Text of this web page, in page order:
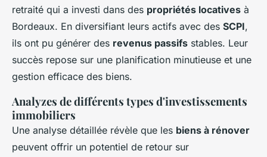
retraité qui a investi dans des propriétés locatives à
Bordeaux. En diversifiant leurs actifs avec des SCPI,
ils ont pu générer des revenus passifs stables. Leur
succès repose sur une planification minutieuse et une
gestion efficace des biens.
Analyzes de différents types d'investissements
immobiliers
Une analyse détaillée révèle que les biens à rénover
peuvent offrir un potentiel de retour sur